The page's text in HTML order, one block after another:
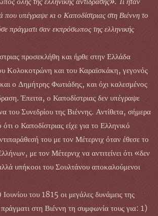
που υπέγραψε κι ο Καποδίστριας στη Βιέννη το
πράγματι σαν εκπρόσωπος της ελληνικής
προσεκλήθη και ήρθε στην Ελλάδα
Κολοκοτρώνη και του Καραϊσκάκη, γεγονός
ο Δημήτρης Φωτιάδης, και όχι καλεσμένος
Έπειτα, ο Καποδίστριας δεν υπέγραψε
του Συνεδρίου της Βιέννης. Αντίθετα, σήμερα
ότι ο Καποδίστριας είχε για το Ελληνικό
του με τον Μέτερνιχ όταν έθεσε το
με τον Μέτερνιχ να αντιτείνει ότι «δεν
υπήκοοι του Σουλτάνου αποκαλούμενοι
του 1815 οι μεγάλες δυνάμεις της
στη Βιέννη τη συμφωνία τους για: 1)